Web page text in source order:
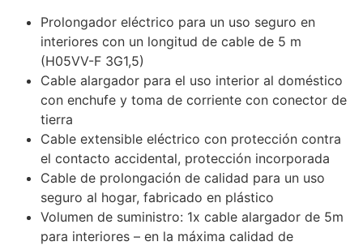
Prolongador eléctrico para un uso seguro en
interiores con un longitud de cable de 5 m
(H05VV-F 3G1,5)
Cable alargador para el uso interior al doméstico
con enchufe y toma de corriente con conector de
tierra
Cable extensible eléctrico con protección contra
el contacto accidental, protección incorporada
Cable de prolongación de calidad para un uso
seguro al hogar, fabricado en plástico
Volumen de suministro: 1x cable alargador de 5m
para interiores – en la máxima calidad de